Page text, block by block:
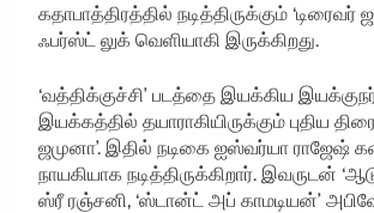
கதாபாத்திரத்தில் நடித்திருக்கும் ‘டிரைவர்
ஃபர்ஸ்ட் லுக் வெளியாகி இருக்கிறது.
‘வத்திக்குச்சி’ படத்தை இயக்கிய
இயக்கத்தில் தயாராகியிருக்கும் புதிய
ஜமுனா’. இதில் நடிகை ஐஸ்வர்யா ராஜேஷ்
நாயகியாக நடித்திருக்கிறார். இவருடன்
ஸ்ரீ ரஞ்சனி, ‘ஸ்டான்ட் அப் காமடியன்’